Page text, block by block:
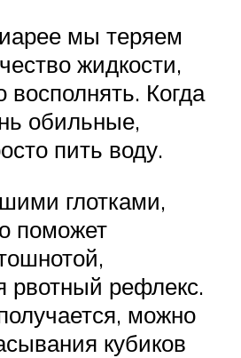
мы теряем
жидкости,
восполнять. Когда
обильные,
пить воду.
глотками,
поможет
рвотный рефлекс.
можно
кубиков